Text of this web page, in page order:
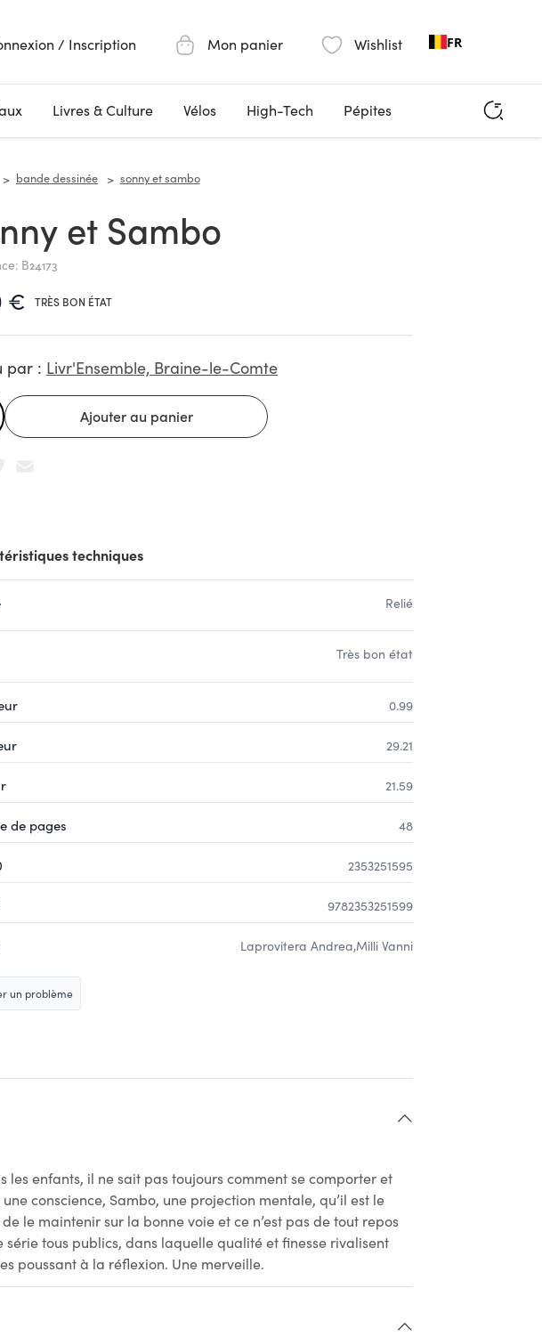
/ Inscription Mon panier Wishlist FR
Livres & Culture Vélos High-Tech Pépites
bande dessinée sonny et sambo
et Sambo
B24173
€ TRÈS BON ÉTAT
par : Livr'Ensemble, Braine-le-Comte
techniques
Relié
Très bon état
0.99
29.21
21.59
de pages 48
2353251595
9782353251599
Laprovitera Andrea,Milli Vanni
un problème
les enfants, il ne sait pas toujours comment se comporter et
conscience, Sambo, une projection mentale, qu’il est le
le maintenir sur la bonne voie et ce n’est pas de tout repos
série tous publics, dans laquelle qualité et finesse rivalisent
poussant à la réflexion. Une merveille.